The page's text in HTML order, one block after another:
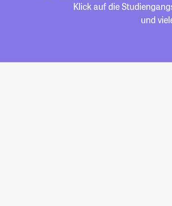
Klick auf die
und